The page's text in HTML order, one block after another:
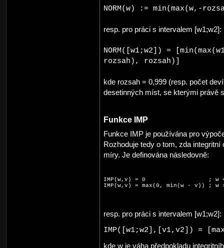
NORM(w) := min(max(w,-
resp. pro práci s intervalem [w1;w2]:
NORM([w1;w2]) =
rozsah), rozsah)]
kde rozsah = 0,999 (resp. počet
desetinných míst, se kterými právě
Funkce IMP
Funkce IMP je používána pro
Rozhoduje tedy o tom, zda
míry. Je definována následovně:
IMP(w,v) = 0                  ;
IMP(w,v) = max(0, min(w - v)) ; w
resp. pro práci s intervalem [w1;w2]:
IMP([w1;w2],[v1,v2]) =
kde w je váha předpokladu